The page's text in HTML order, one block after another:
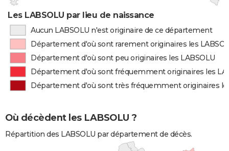
Les LABSOLU par lieu de naissance
Aucun LABSOLU n'est originaire de ce département
Département d'où sont rarement originaires les
Département d'où sont peu originaires les LABSOLU
Département d'où sont fréquemment originaires les
Département d'où sont très fréquemment originaires
Où décèdent les LABSOLU ?
Répartition des LABSOLU par département de décès.